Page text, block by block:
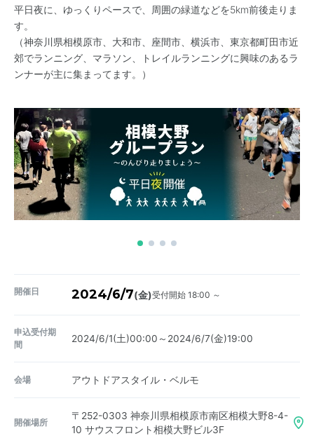
平日夜に、ゆっくりペースで、周囲の緑道などを5km前後走りま
す。
（神奈川県相模原市、大和市、座間市、横浜市、東京都町田市近
郊でランニング、マラソン、トレイルランニングに興味のあるラ
ンナーが主に集まってます。）
開催日 2024/6/7(金)受付開始 18:00 ～
申込受付期
間
2024/6/1(土)00:00～2024/6/7(金)19:00
会場 アウトドアスタイル・ベルモ
開催場所
〒252-0303 神奈川県相模原市南区相模大野8-4-
10 サウスフロント相模大野ビル3F